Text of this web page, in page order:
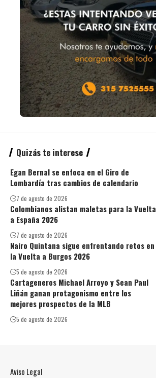
Quizás te interese
Egan Bernal se enfoca en el Giro de
Lombardía tras cambios de calendario
7 de agosto de 2026
Colombianos alistan maletas para la Vuelta
a España 2026
7 de agosto de 2026
Nairo Quintana sigue enfrentando retos en
la Vuelta a Burgos 2026
5 de agosto de 2026
Cartageneros Michael Arroyo y Sean Paul
Liñán ganan protagonismo entre los
mejores prospectos de la MLB
5 de agosto de 2026
Aviso Legal